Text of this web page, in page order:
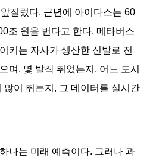
질렀다. 근년에 아이다스는 60
조 원을 번다고 한다. 메타버스
키는 자사가 생산한 신발로 전
며 , 몇 발작 뛰었는지 , 어느 도시
이 뛰는지 , 그 데이터를 실시간
나는 미래 예측이다. 그러나 과